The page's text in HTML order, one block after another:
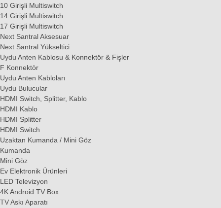
10 Girişli Multiswitch
14 Girişli Multiswitch
17 Girişli Multiswitch
Next Santral Aksesuar
Next Santral Yükseltici
Uydu Anten Kablosu & Konnektör & Fişler
F Konnektör
Uydu Anten Kabloları
Uydu Bulucular
HDMI Switch, Splitter, Kablo
HDMI Kablo
HDMI Splitter
HDMI Switch
Uzaktan Kumanda / Mini Göz
Kumanda
Mini Göz
Ev Elektronik Ürünleri
LED Televizyon
4K Android TV Box
TV Askı Aparatı